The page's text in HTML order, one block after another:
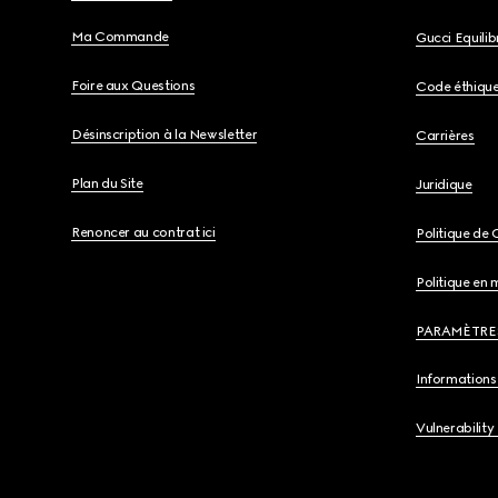
Ma Commande
Foire aux Questions
Désinscription à la Newsletter
Plan du Site
Renoncer au contrat ici
Gucci
Code
Carrières
Juridique
Politique de
Politique en
Informations
Vulnerability